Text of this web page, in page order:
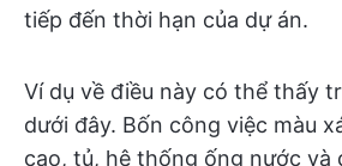
tiếp đến thời hạn của dự án.
Ví dụ về điều này có thể thấy
dưới đây. Bốn công việc màu
cao, tủ, hệ thống ống nước và